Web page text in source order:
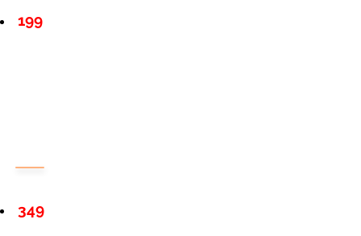
199
349